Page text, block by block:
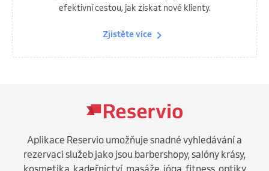
efektivní cestou, jak získat nové klienty.
Zjistěte více
Aplikace Reservio umožňuje snadné vyhledávání a
rezervaci služeb jako jsou barbershopy, salóny krásy,
kosmetika, kadeřnictví, masáže, jóga, fitness, optiky